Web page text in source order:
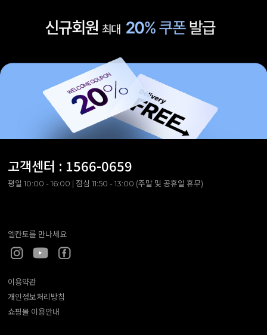
고객센터 : 1566-0659
평일 10:00 - 16:00 | 점심 11:50 - 13:00 (주말 및 공휴일 휴무)
엘칸토를 만나세요
이용약관
개인정보처리방침
쇼핑몰 이용안내